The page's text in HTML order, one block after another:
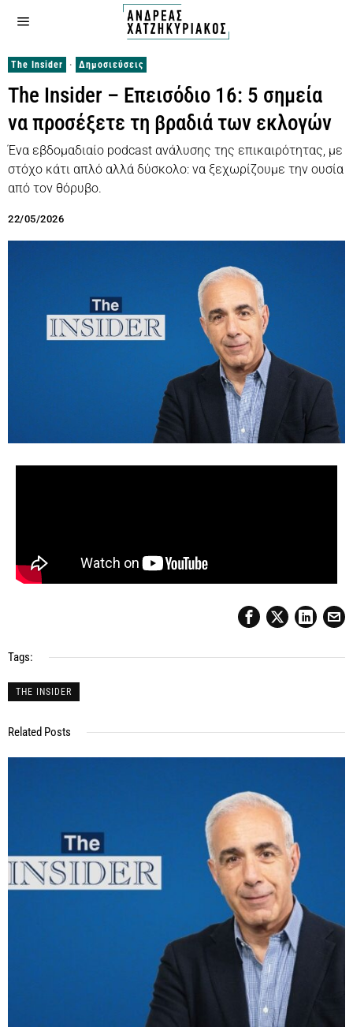
The Insider · Δημοσιεύσεις
The Insider – Επεισόδιο 16: 5 σημεία
να προσέξετε τη βραδιά των εκλογών
Ένα εβδομαδιαίο podcast ανάλυσης της επικαιρότητας, με
στόχο κάτι απλό αλλά δύσκολο: να ξεχωρίζουμε την ουσία
από τον θόρυβο.
22/05/2026
Tags:
THE INSIDER
Related Posts